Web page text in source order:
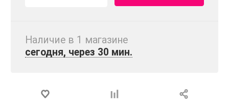
Наличие в 1 магазинe
сегодня, через 30 мин.